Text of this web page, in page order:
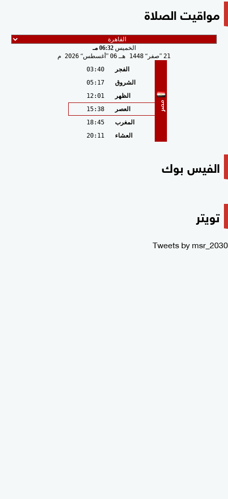
مواقيت الصلاة
الخميس06:32 مـ
21
صفر 1448 هـ 06 أغسطس 2026 م
مصر
الفجر
03:40
الشروق
05:17
الظهر
12:01
العصر
15:38
المغرب
18:45
العشاء
20:11
الفيس بوك
تويتر
Tweets by msr_2030